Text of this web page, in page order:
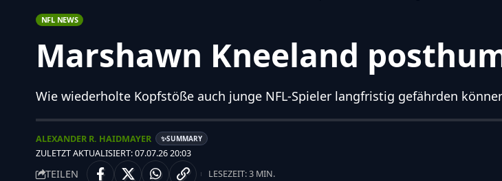
NFL NEWS
Marshawn Kneeland
Wie wiederholte Kopfstöße auch junge NFL-Spieler langfristig gefährden
ZULETZT AKTUALISIERT: 07.07.26 20:03
ALEXANDER R. HAIDMAYER ✨SUMMARY
TEILEN LESEZEIT: 3 MIN.